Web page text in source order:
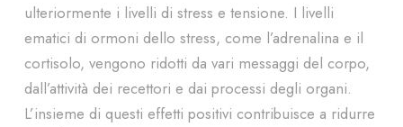
ulteriormente i livelli di stress e tensione. I livelli
ematici di ormoni dello stress, come l’adrenalina e il
cortisolo, vengono ridotti da vari messaggi del corpo,
dall’attività dei recettori e dai processi degli organi.
L’insieme di questi effetti positivi contribuisce a ridurre